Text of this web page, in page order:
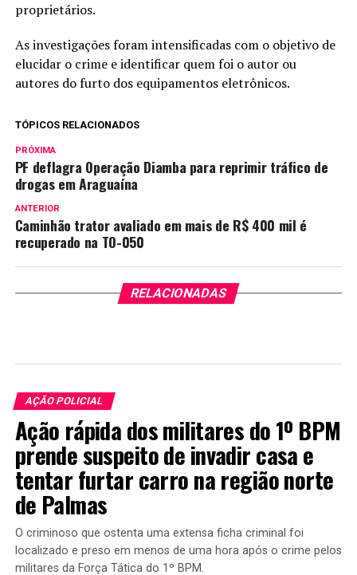
proprietários.
As investigações foram intensificadas com o objetivo de
elucidar o crime e identificar quem foi o autor ou
autores do furto dos equipamentos eletrônicos.
TÓPICOS RELACIONADOS
PRÓXIMA
PF deflagra Operação Diamba para reprimir tráfico de
drogas em Araguaína
ANTERIOR
Caminhão trator avaliado em mais de R$ 400 mil é
recuperado na TO-050
RELACIONADAS
AÇÃO POLICIAL
Ação rápida dos militares do 1º BPM
prende suspeito de invadir casa e
tentar furtar carro na região norte
de Palmas
O criminoso que ostenta uma extensa ficha criminal foi
localizado e preso em menos de uma hora após o crime pelos
militares da Força Tática do 1º BPM.